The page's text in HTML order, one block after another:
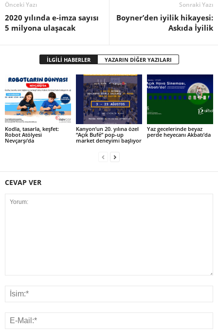
Önceki Yazı
2020 yılında e-imza sayısı
5 milyona ulaşacak
Sonraki Yazı
Boyner’den iyilik hikayesi:
Askıda İyilik
İLGİLİ HABERLER YAZARIN DİĞER YAZILARI
Kodla, tasarla, keşfet:
Robot Atölyesi
Nevçarşı’da
Kanyon’un 20. yılına özel
“Açık Bufé” pop-up
market deneyimi başlıyor
Yaz gecelerinde beyaz
perde heyecanı Akbatı’da
CEVAP VER